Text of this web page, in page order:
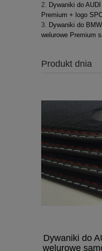
Dywaniki do
Premium + logo
Dywaniki do
welurowe Premium
Produkt dnia
Dywaniki do
welurowe